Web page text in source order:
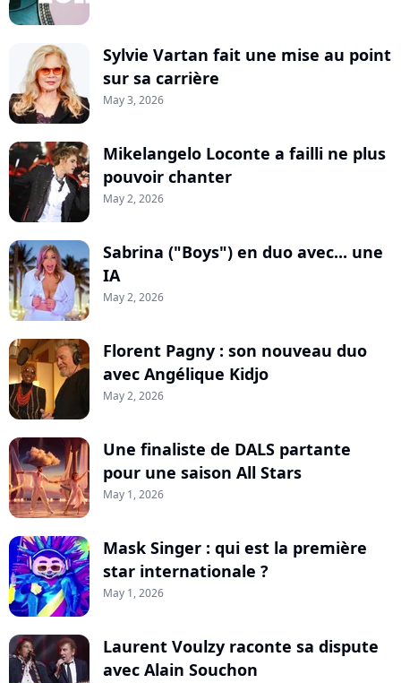
Sylvie Vartan fait une mise au point
sur sa carrière
May 3, 2026
Mikelangelo Loconte a failli ne plus
pouvoir chanter
May 2, 2026
Sabrina ("Boys") en duo avec... une
IA
May 2, 2026
Florent Pagny : son nouveau duo
avec Angélique Kidjo
May 2, 2026
Une finaliste de DALS partante
pour une saison All Stars
May 1, 2026
Mask Singer : qui est la première
star internationale ?
May 1, 2026
Laurent Voulzy raconte sa dispute
avec Alain Souchon